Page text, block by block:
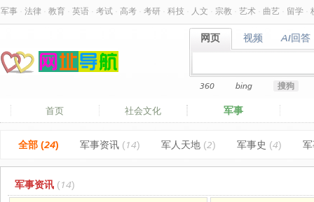
军事 法律 教育 英语 考试 高考 考研 科技 人文 宗教 艺术 曲艺 留学
网页
网页 视频
视频 AI回答
AI回答
360 bing 搜狗
首页 社会文化 军事
全部 (24) 军事资讯 (14) 军人天地 (2) 军事史 (4)
军事资讯 (14)